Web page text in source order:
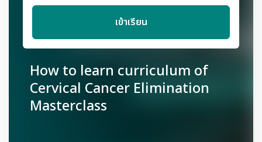
How to learn curriculum of
Cervical Cancer Elimination
Masterclass
เข้าเรียน